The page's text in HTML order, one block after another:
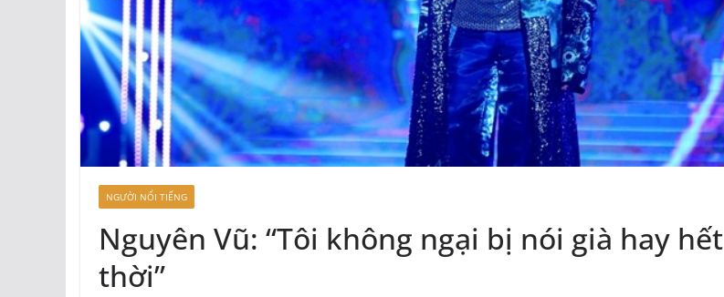
NGƯỜI NỔI TIẾNG
Nguyên Vũ: “Tôi không ngại bị nói già hay hết
thời”